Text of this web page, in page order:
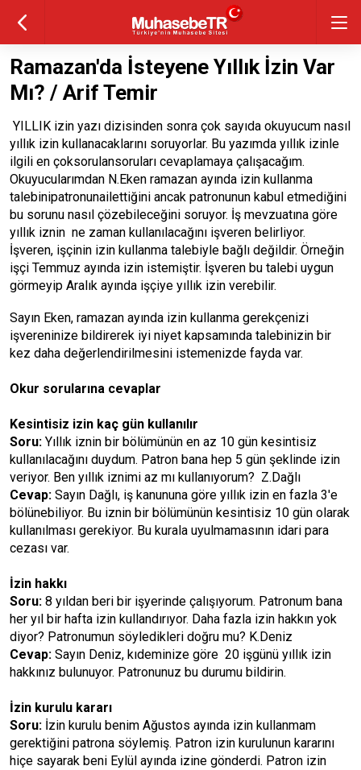
Ramazan'da İsteyene Yıllık İzin Var
Mı? / Arif Temir
YILLIK izin yazı dizisinden sonra çok sayıda okuyucum nasıl
yıllık izin kullanacaklarını soruyorlar. Bu yazımda yıllık izinle
ilgili en çoksorulansoruları cevaplamaya çalışacağım.
Okuyucularımdan N.Eken ramazan ayında izin kullanma
talebinipatronunailettiğini ancak patronunun kabul etmediğini
bu sorunu nasıl çözebileceğini soruyor. İş mevzuatına göre
yıllık iznin ne zaman kullanılacağını işveren belirliyor.
İşveren, işçinin izin kullanma talebiyle bağlı değildir. Örneğin
işçi Temmuz ayında izin istemiştir. İşveren bu talebi uygun
görmeyip Aralık ayında işçiye yıllık izin verebilir.
Sayın Eken, ramazan ayında izin kullanma gerekçenizi
işvereninize bildirerek iyi niyet kapsamında talebinizin bir
kez daha değerlendirilmesini istemenizde fayda var.
Okur sorularına cevaplar
Kesintisiz izin kaç gün kullanılır
Soru: Yıllık iznin bir bölümünün en az 10 gün kesintisiz
kullanılacağını duydum. Patron bana hep 5 gün şeklinde izin
veriyor. Ben yıllık iznimi az mı kullanıyorum? Z.Dağlı
Cevap: Sayın Dağlı, iş kanununa göre yıllık izin en fazla 3'e
bölünebiliyor. Bu iznin bir bölümünün kesintisiz 10 gün olarak
kullanılması gerekiyor. Bu kurala uyulmamasının idari para
cezası var.
İzin hakkı
Soru: 8 yıldan beri bir işyerinde çalışıyorum. Patronum bana
her yıl bir hafta izin kullandırıyor. Daha fazla izin hakkın yok
diyor? Patronumun söyledikleri doğru mu? K.Deniz
Cevap: Sayın Deniz, kıdeminize göre 20 işgünü yıllık izin
hakkınız bulunuyor. Patronunuz bu durumu bildirin.
İzin kurulu kararı
Soru: İzin kurulu benim Ağustos ayında izin kullanmam
gerektiğini patrona söylemiş. Patron izin kurulunun kararını
hiçe sayarak beni Eylül ayında izine gönderdi. Patron izin